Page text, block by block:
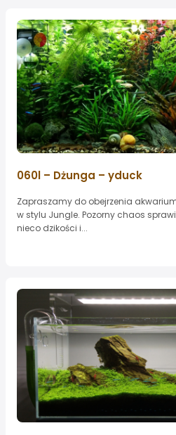
060l – Dżunga – yduck
Zapraszamy do obejrzenia
w stylu Jungle. Pozorny chaos
nieco dzikości i...